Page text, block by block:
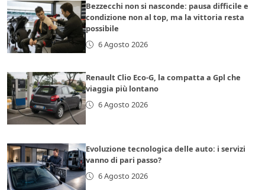
Bezzecchi non si nasconde: pausa difficile e
condizione non al top, ma la vittoria resta
possibile
6 Agosto 2026
Renault Clio Eco-G, la compatta a Gpl che
viaggia più lontano
6 Agosto 2026
Evoluzione tecnologica delle auto: i servizi
vanno di pari passo?
6 Agosto 2026